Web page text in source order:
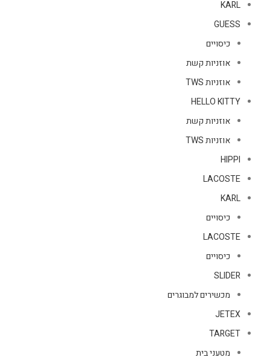
KARL
GUESS
כיסויים
אוזניות קשת
אוזניות TWS
HELLO KITTY
אוזניות קשת
אוזניות TWS
HIPPI
LACOSTE
KARL
כיסויים
LACOSTE
כיסויים
SLIDER
מכשירים למבוגרים
JETEX
TARGET
מטעני בית